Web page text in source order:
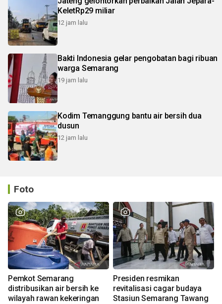
KeletRp29 miliar
12 jam lalu
Bakti Indonesia gelar pengobatan bagi ribuan
warga Semarang
19 jam lalu
Kodim Temanggung bantu air bersih dua
dusun
12 jam lalu
Foto
Pemkot Semarang
distribusikan air bersih ke
wilayah rawan kekeringan
Presiden resmikan
revitalisasi cagar budaya
Stasiun Semarang Tawang